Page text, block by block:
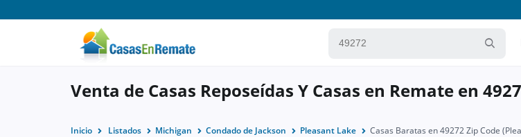
Venta de Casas Reposeídas Y Casas en Remate en
Inicio Listados Michigan Condado de Jackson Pleasant Lake Casas Baratas en 49272 Zip Code